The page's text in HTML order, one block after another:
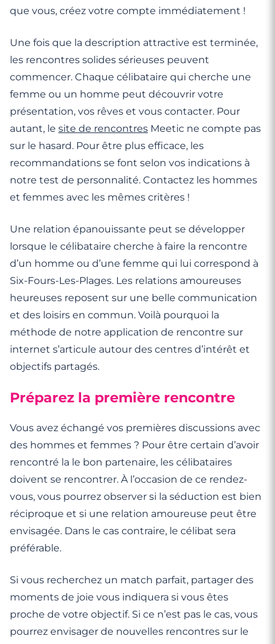
que vous, créez votre compte immédiatement !
Une fois que la description attractive est terminée,
les rencontres solides sérieuses peuvent
commencer. Chaque célibataire qui cherche une
femme ou un homme peut découvrir votre
présentation, vos rêves et vous contacter. Pour
autant, le site de rencontres Meetic ne compte pas
sur le hasard. Pour être plus efficace, les
recommandations se font selon vos indications à
notre test de personnalité. Contactez les hommes
et femmes avec les mêmes critères !
Une relation épanouissante peut se développer
lorsque le célibataire cherche à faire la rencontre
d’un homme ou d’une femme qui lui correspond à
Six-Fours-Les-Plages. Les relations amoureuses
heureuses reposent sur une belle communication
et des loisirs en commun. Voilà pourquoi la
méthode de notre application de rencontre sur
internet s’articule autour des centres d’intérêt et
objectifs partagés.
Préparez la première rencontre
Vous avez échangé vos premières discussions avec
des hommes et femmes ? Pour être certain d’avoir
rencontré la le bon partenaire, les célibataires
doivent se rencontrer. À l’occasion de ce rendez-
vous, vous pourrez observer si la séduction est bien
réciproque et si une relation amoureuse peut être
envisagée. Dans le cas contraire, le célibat sera
préférable.
Si vous recherchez un match parfait, partager des
moments de joie vous indiquera si vous êtes
proche de votre objectif. Si ce n’est pas le cas, vous
pourrez envisager de nouvelles rencontres sur le